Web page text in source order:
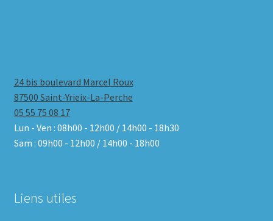
24 bis boulevard Marcel Roux
87500 Saint-Yrieix-La-Perche
05 55 75 08 17
Lun - Ven : 08h00 - 12h00 / 14h00 - 18h30
Sam : 09h00 - 12h00 / 14h00 - 18h00
Liens utiles